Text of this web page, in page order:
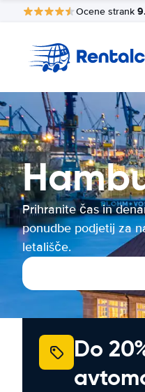
Ocene strank
Prihranite čas in
ponudbe podjetij za
letališče.
Do